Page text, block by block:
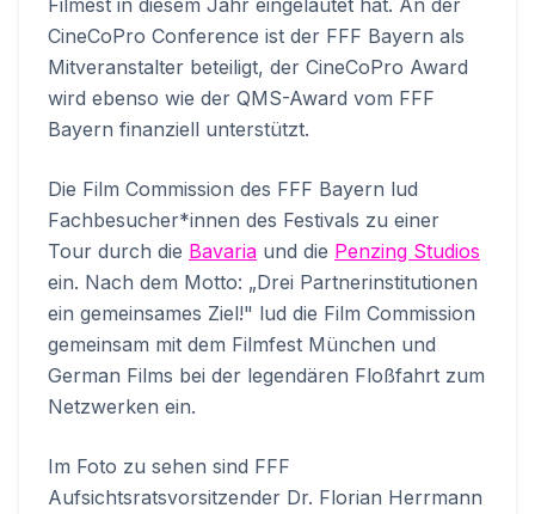
Filmest in diesem Jahr eingeläutet hat. An der
CineCoPro Conference ist der FFF Bayern als
Mitveranstalter beteiligt, der CineCoPro Award
wird ebenso wie der QMS-Award vom FFF
Bayern finanziell unterstützt.
Die Film Commission des FFF Bayern lud
Fachbesucher*innen des Festivals zu einer
Tour durch die Bavaria und die Penzing Studios
ein. Nach dem Motto: „Drei Partnerinstitutionen
ein gemeinsames Ziel!" lud die Film Commission
gemeinsam mit dem Filmfest München und
German Films bei der legendären Floßfahrt zum
Netzwerken ein.
Im Foto zu sehen sind FFF
Aufsichtsratsvorsitzender Dr. Florian Herrmann